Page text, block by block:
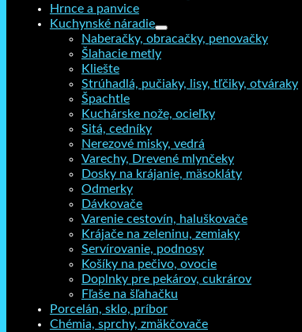
Hrnce a panvice
Kuchynské náradie
Naberačky, obracačky, penovačky
Šlahacie metly
Kliešte
Strúhadlá, pučiaky, lisy, tľčiky, otváraky
Špachtle
Kuchárske nože, ocieľky
Sitá, cedníky
Nerezové misky, vedrá
Varechy, Drevené mlynčeky
Dosky na krájanie, mäsokláty
Odmerky
Dávkovače
Varenie cestovín, haluškovače
Krájače na zeleninu, zemiaky
Servírovanie, podnosy
Košíky na pečivo, ovocie
Doplnky pre pekárov, cukrárov
Fľaše na šľahačku
Porcelán, sklo, príbor
Chémia, sprchy, zmäkčovače